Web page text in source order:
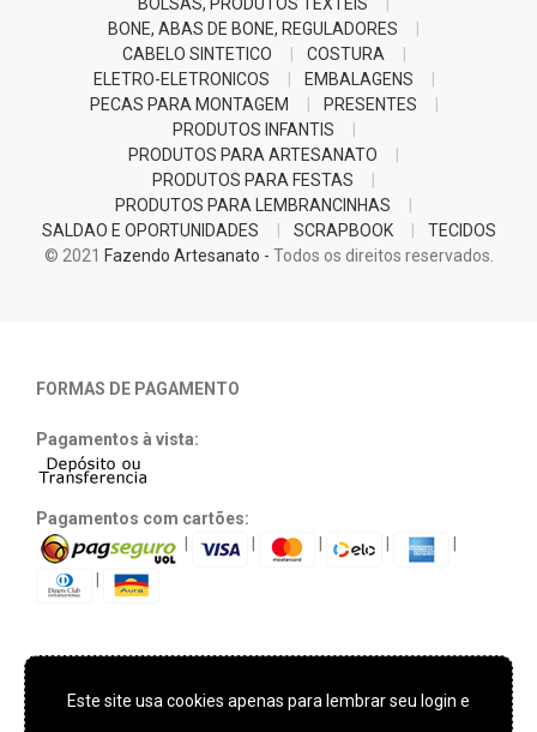
BONE, ABAS DE BONE, REGULADORES
CABELO SINTETICO
COSTURA
ELETRO-ELETRONICOS
EMBALAGENS
PECAS PARA MONTAGEM
PRESENTES
PRODUTOS INFANTIS
PRODUTOS PARA ARTESANATO
PRODUTOS PARA FESTAS
PRODUTOS PARA LEMBRANCINHAS
SALDAO E OPORTUNIDADES
SCRAPBOOK
TECIDOS
© 2021 Fazendo Artesanato - Todos os direitos reservados.
FORMAS DE PAGAMENTO
Pagamentos à vista:
Pagamentos com cartões:
TECNOLOGIA E SEGURANÇA
Este site usa cookies apenas para lembrar seu login e